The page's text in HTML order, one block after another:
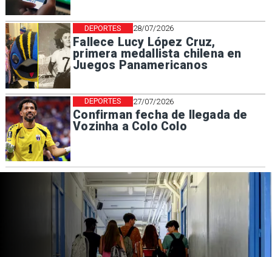
28/07/2026
Fallece Lucy López Cruz,
primera medallista chilena en
Juegos Panamericanos
DEPORTES
27/07/2026
Confirman fecha de llegada de
Vozinha a Colo Colo
DEPORTES